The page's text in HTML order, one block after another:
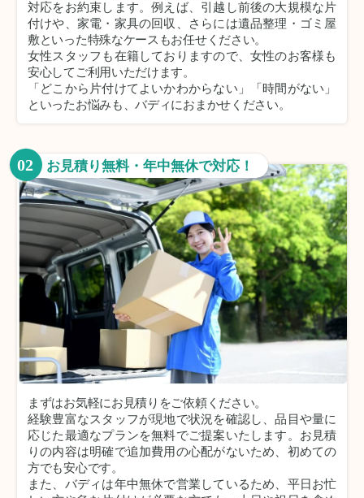
対応をお約束します。例えば、引越し前後の大規模な片
付けや、家電・家具の回収、さらには遺品整理・ゴミ屋
敷といった特殊なケースもお任せください。
女性スタッフも在籍しておりますので、女性のお客様も
安心してご利用いただけます。
「どこから片付けてよいかわからない」「時間がない」
といったお悩みも、バディにおまかせください。
02 お見積り無料・年中無休で対応！
まずはお気軽にお見積りをご依頼ください。
経験豊富なスタッフが現地で状況を確認し、品目や量に
応じた最適なプランを無料でご提案いたします。お見積
りの内容は明確で追加費用の心配がないため、初めての
方でも安心です。
また、バディは年中無休で営業しているため、平日お忙